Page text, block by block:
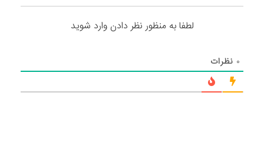
لطفا به منظور نظر دادن وارد شوید
۰ نظرات